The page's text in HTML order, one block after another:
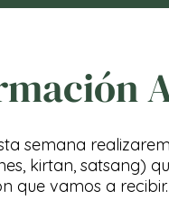
semana
kirtan, satsang)
que vamos a recibir.